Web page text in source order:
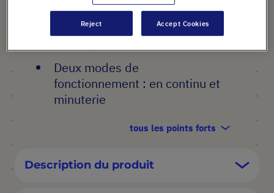
vigoureuse de vos échantillons
Affichages LCD de la vitesse et
Deux modes de
fonctionnement : en continu et
minuterie
tous les points forts
Description du produit
Reject Accept Cookies